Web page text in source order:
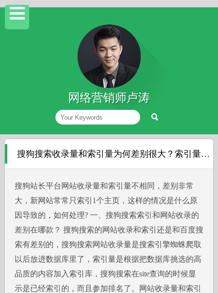
网络营销师卢涛
搜狗搜索收录量和索引量为何差别很大？索引量如何提升？
搜狗站长平台网站收录量和索引量不相同，差别非常
大，新网站常常只索引1个主页，这样的情况是什么原
因导致的，如何处理? 一、搜狗搜索索引和网站收录的
差别在哪款？ 搜狗搜索的网站收录和索引还是和百度搜
索有差别的，搜狗搜索网站收录量是搜索引擎蜘蛛爬取
以后放进数据库里了，索引量是根据把数据库挑选的高
品质的内容加入索引库，搜狗搜索在site查询的时候显
示是已经索引的，而且参加排名了。网站收录量和索引